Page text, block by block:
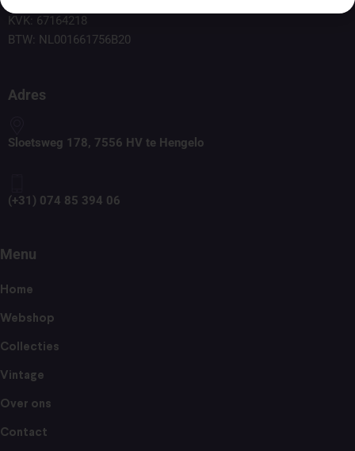
KVK: 67164218
BTW: NL001661756B20
Adres
Sloetsweg 178, 7556 HV te Hengelo
(+31) 074 85 394 06
Menu
Home
Webshop
Collecties
Vintage
Over ons
Contact